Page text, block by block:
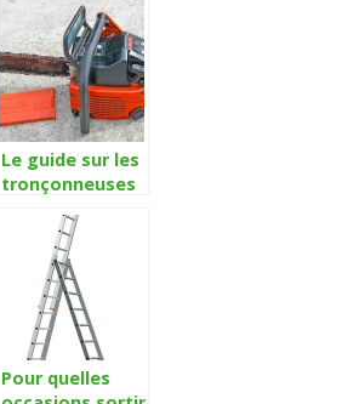
maison,
comment faire
?
Le guide sur les
tronçonneuses
Pour quelles